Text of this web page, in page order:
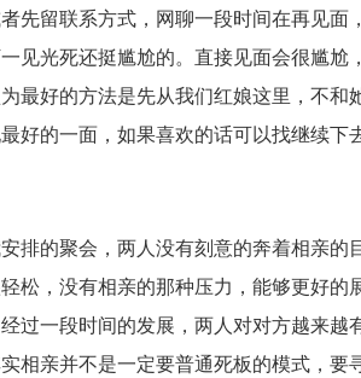
先留联系方式，网聊一段时间在再见面
见光死还挺尴尬的。直接见面会很尴尬
最好的方法是先从我们红娘这里，不和
好的一面，如果喜欢的话可以找继续下
的聚会，两人没有刻意的奔着相亲的
松，没有相亲的那种压力，能够更好的
过一段时间的发展，两人对对方越来越
相亲并不是一定要普通死板的模式，要